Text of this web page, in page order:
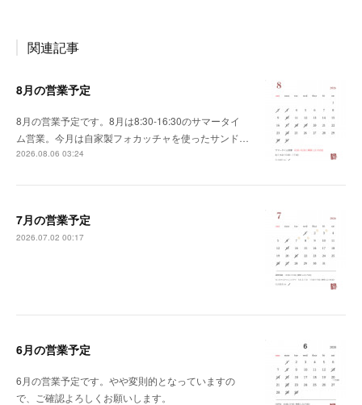
関連記事
8月の営業予定
8月の営業予定です。8月は8:30-16:30のサマータイ
ム営業。今月は自家製フォカッチャを使ったサンド…
2026.08.06 03:24
7月の営業予定
2026.07.02 00:17
6月の営業予定
6月の営業予定です。やや変則的となっていますの
で、ご確認よろしくお願いします。